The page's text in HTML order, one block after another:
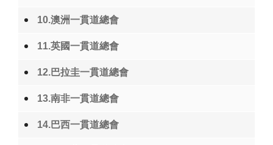
10.澳洲一貫道總會
11.英國一貫道總會
12.巴拉圭一貫道總會
13.南非一貫道總會
14.巴西一貫道總會